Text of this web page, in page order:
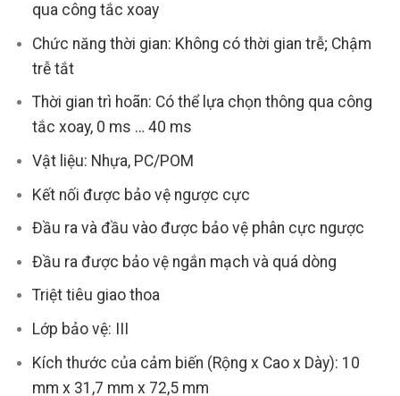
qua công tắc xoay
Chức năng thời gian: Không có thời gian trễ; Chậm
trễ tắt
Thời gian trì hoãn: Có thể lựa chọn thông qua công
tắc xoay, 0 ms … 40 ms
Vật liệu: Nhựa, PC/POM
Kết nối được bảo vệ ngược cực
Đầu ra và đầu vào được bảo vệ phân cực ngược
Đầu ra được bảo vệ ngắn mạch và quá dòng
Triệt tiêu giao thoa
Lớp bảo vệ: III
Kích thước của cảm biến (Rộng x Cao x Dày): 10
mm x 31,7 mm x 72,5 mm